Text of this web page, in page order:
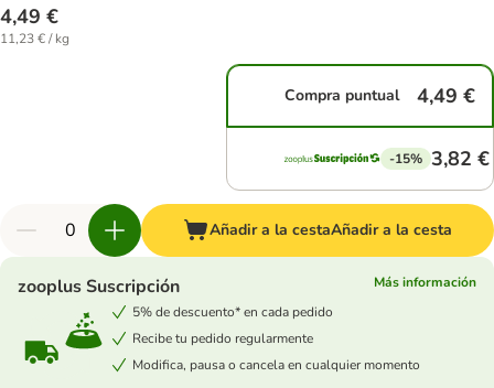
4,49 €
11,23 € / kg
Compra puntual 4,49 €
-15% 3,82 €
Añadir a la cestaAñadir a la cesta
zooplus Suscripción
Más información
5% de descuento* en cada pedido
Recibe tu pedido regularmente
Modifica, pausa o cancela en cualquier momento